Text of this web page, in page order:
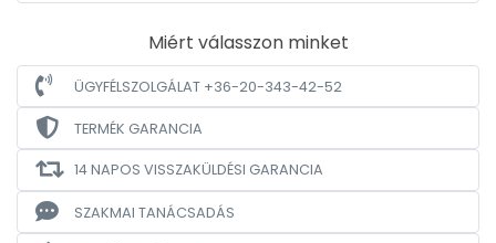
Miért válasszon minket
ÜGYFÉLSZOLGÁLAT +36-20-343-42-52
TERMÉK GARANCIA
14 NAPOS VISSZAKÜLDÉSI GARANCIA
SZAKMAI TANÁCSADÁS